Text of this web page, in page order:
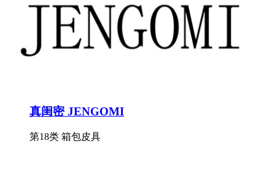
真闺密 JENGOMI
第18类 箱包皮具